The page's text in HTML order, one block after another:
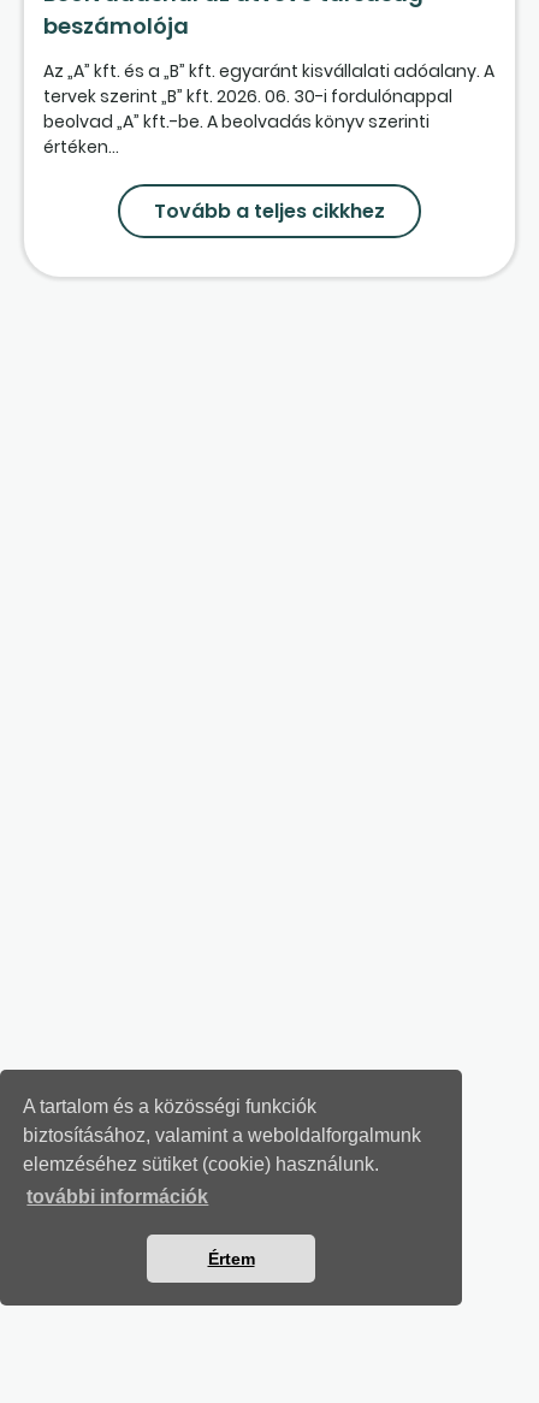
A tartalom és a közösségi funkciók
biztosításához, valamint a weboldalforgalmunk
elemzéséhez sütiket (cookie) használunk.
további információk
Értem
beszámolója
Az „A” kft. és a „B” kft. egyaránt kisvállalati adóalany. A
tervek szerint „B” kft. 2026. 06. 30-i fordulónappal
beolvad „A” kft.-be. A beolvadás könyv szerinti
értéken...
Tovább a teljes cikkhez